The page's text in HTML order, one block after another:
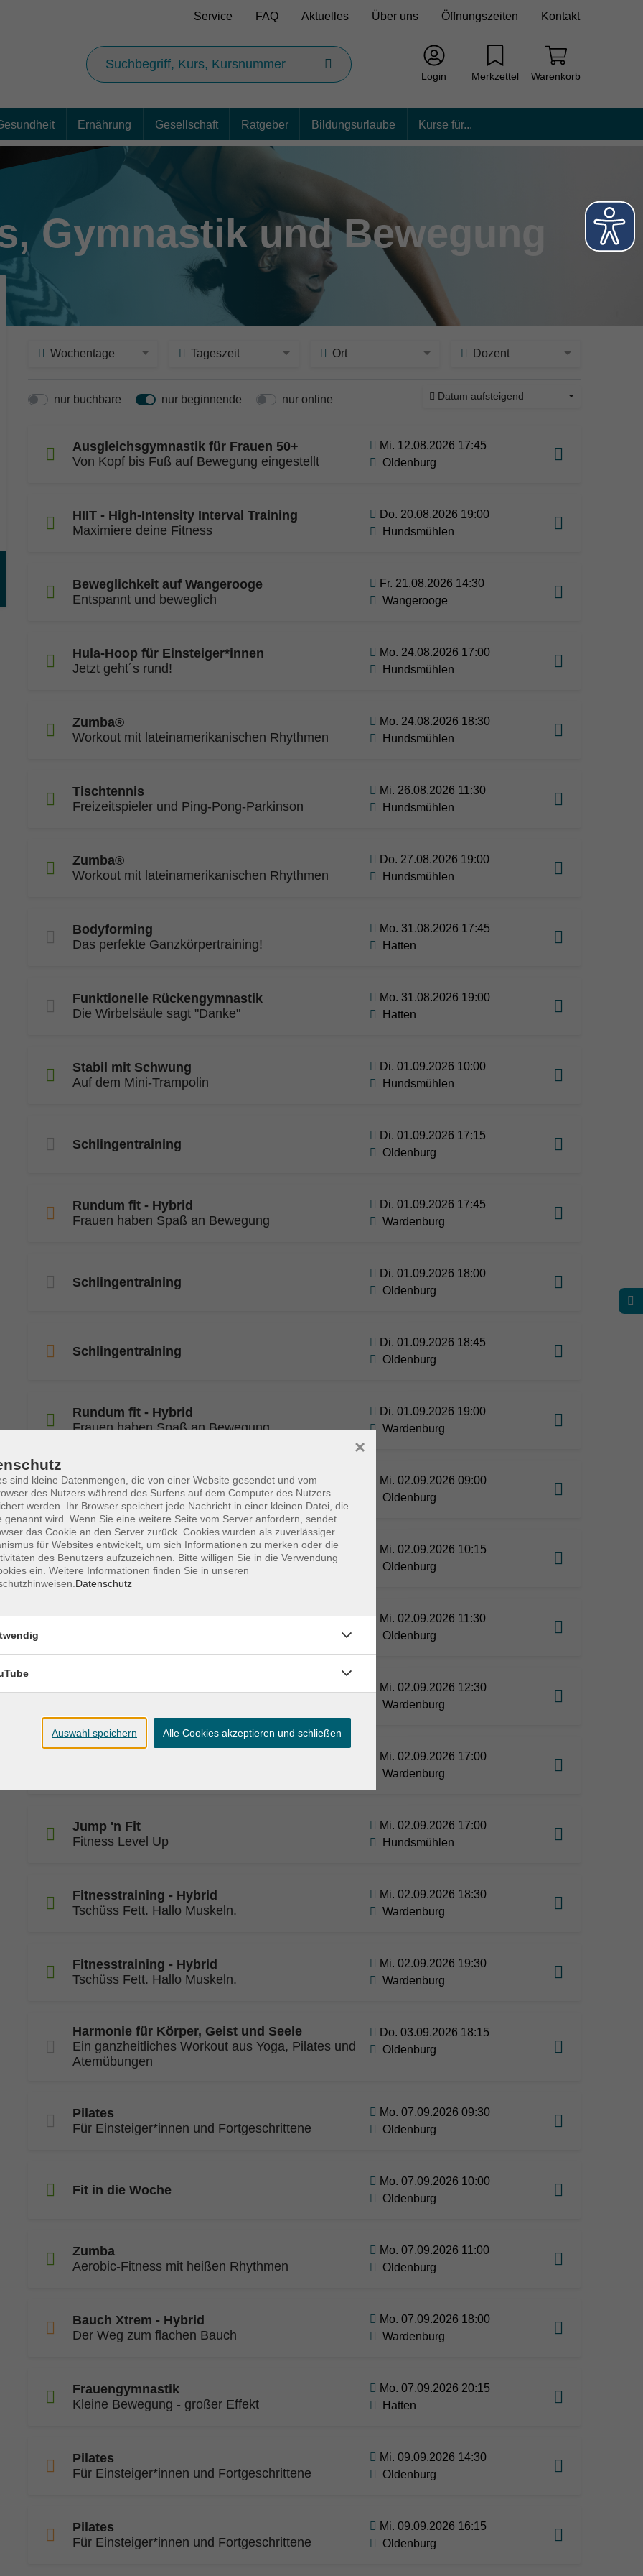
Service FAQ Aktuelles Über uns Öffnungszeiten Kontakt
Login Merkzettel Warenkorb
Ernährung Gesellschaft Ratgeber Bildungsurlaube Kurse für...
Gymnastik und Bewegung
Wochentage Tageszeit Ort Dozent
nur buchbare nur beginnende nur online Datum aufsteigend
Ausgleichsgymnastik für Frauen 50+
Von Kopf bis Fuß auf Bewegung eingestellt
Mi. 12.08.2026 17:45
Oldenburg
HIIT - High-Intensity Interval Training
Maximiere deine Fitness
Do. 20.08.2026 19:00
Hundsmühlen
Beweglichkeit auf Wangerooge
Entspannt und beweglich
Fr. 21.08.2026 14:30
Wangerooge
Hula-Hoop für Einsteiger*innen
Jetzt geht´s rund!
Mo. 24.08.2026 17:00
Hundsmühlen
Zumba®
Workout mit lateinamerikanischen Rhythmen
Mo. 24.08.2026 18:30
Hundsmühlen
Tischtennis
Freizeitspieler und Ping-Pong-Parkinson
Mi. 26.08.2026 11:30
Hundsmühlen
Zumba®
Workout mit lateinamerikanischen Rhythmen
Do. 27.08.2026 19:00
Hundsmühlen
Bodyforming
Das perfekte Ganzkörpertraining!
Mo. 31.08.2026 17:45
Hatten
Funktionelle Rückengymnastik
Die Wirbelsäule sagt "Danke"
Mo. 31.08.2026 19:00
Hatten
Stabil mit Schwung
Auf dem Mini-Trampolin
Di. 01.09.2026 10:00
Hundsmühlen
Schlingentraining
Di. 01.09.2026 17:15
Oldenburg
Rundum fit - Hybrid
Frauen haben Spaß an Bewegung
Di. 01.09.2026 17:45
Wardenburg
Schlingentraining
Di. 01.09.2026 18:00
Oldenburg
Schlingentraining
Di. 01.09.2026 18:45
Oldenburg
Rundum fit - Hybrid
Frauen haben Spaß an Bewegung
Di. 01.09.2026 19:00
Wardenburg
Zumba Gold
Für Jung und Alt
Mi. 02.09.2026 09:00
Oldenburg
Zumba Gold
Für Jung und Alt
Mi. 02.09.2026 10:15
Oldenburg
Mi. 02.09.2026 11:30
Oldenburg
Aktive Pause
Mi. 02.09.2026 12:30
Wardenburg
Mi. 02.09.2026 17:00
Wardenburg
Jump 'n Fit
Fitness Level Up
Mi. 02.09.2026 17:00
Hundsmühlen
Fitnesstraining - Hybrid
Tschüss Fett. Hallo Muskeln.
Mi. 02.09.2026 18:30
Wardenburg
Fitnesstraining - Hybrid
Tschüss Fett. Hallo Muskeln.
Mi. 02.09.2026 19:30
Wardenburg
Harmonie für Körper, Geist und Seele
Ein ganzheitliches Workout aus Yoga, Pilates und
Atemübungen
Do. 03.09.2026 18:15
Oldenburg
Pilates
Für Einsteiger*innen und Fortgeschrittene
Mo. 07.09.2026 09:30
Oldenburg
Fit in die Woche
Mo. 07.09.2026 10:00
Oldenburg
Zumba
Aerobic-Fitness mit heißen Rhythmen
Mo. 07.09.2026 11:00
Oldenburg
Bauch Xtrem - Hybrid
Der Weg zum flachen Bauch
Mo. 07.09.2026 18:00
Wardenburg
Frauengymnastik
Kleine Bewegung - großer Effekt
Mo. 07.09.2026 20:15
Hatten
Pilates
Für Einsteiger*innen und Fortgeschrittene
Mi. 09.09.2026 14:30
Oldenburg
Pilates
Für Einsteiger*innen und Fortgeschrittene
Mi. 09.09.2026 16:15
Oldenburg
sind kleine Datenmengen, die von einer Website gesendet und vom
des Nutzers während des Surfens auf dem Computer des Nutzers
werden. Ihr Browser speichert jede Nachricht in einer kleinen Datei, die
genannt wird. Wenn Sie eine weitere Seite vom Server anfordern, sendet
das Cookie an den Server zurück. Cookies wurden als zuverlässiger
für Websites entwickelt, um sich Informationen zu merken oder die
des Benutzers aufzuzeichnen. Bitte willigen Sie in die Verwendung
ein. Weitere Informationen finden Sie in unseren
Datenschutz
×
Auswahl speichern Alle Cookies akzeptieren und schließen